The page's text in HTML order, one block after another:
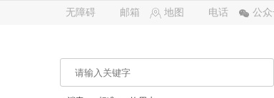
无障碍 邮箱 地图 电话 公